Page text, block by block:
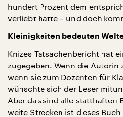
hundert Prozent dem
verliebt hatte – und doch
Kleinigkeiten bedeuten
Knizes Tatsachenbericht hat
zugegeben. Wenn die Autorin
wenn sie zum Dozenten für
wünschte sich der Leser
Aber das sind alle statthaften
weite Strecken ist dieses